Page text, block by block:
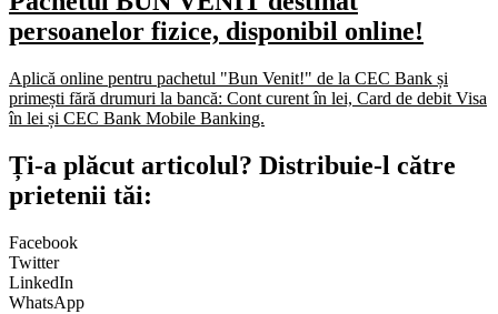
persoanelor fizice, disponibil online!
Aplică online pentru pachetul "Bun Venit!" de la CEC Bank și
primești fără drumuri la bancă: Cont curent în lei, Card de debit Visa
în lei și CEC Bank Mobile Banking.​
Ți-a plăcut articolul? Distribuie-l către
prietenii tăi:
Facebook
Twitter
LinkedIn
WhatsApp